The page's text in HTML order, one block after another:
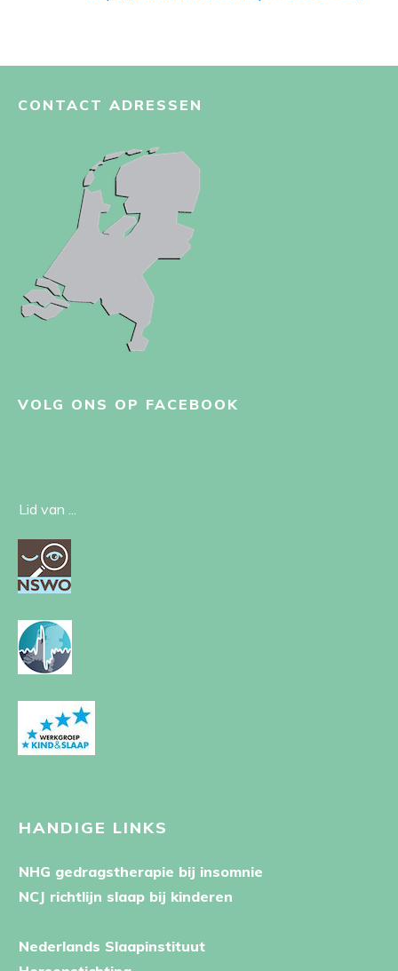
CONTACT ADRESSEN
VOLG ONS OP FACEBOOK
Lid van ...
HANDIGE LINKS
NHG gedragstherapie bij insomnie
NCJ richtlijn slaap bij kinderen
Nederlands Slaapinstituut